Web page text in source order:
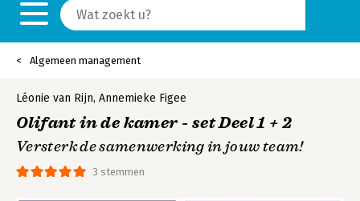
Algemeen management
3 stemmen
Léonie van Rijn, Annemieke Figee
Olifant in de kamer - set Deel 1 + 2
Versterk de samenwerking in jouw team!